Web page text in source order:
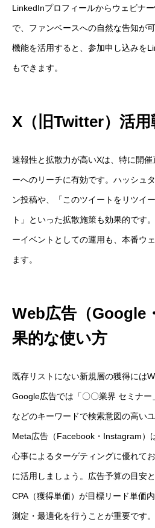
LinkedInプロフィールからウェビナ
で、ファンベースへの自然な告知が
機能を活用すると、参加申し込みを
もできます。
X（旧Twitter）活用
速報性と拡散力が高いXは、特に開
ーへのリーチに有効です。ハッシュ
ン投稿や、「このツイートをリツイ
ト」といった拡散施策も効果的です
ーイベントとしての運用も、本番ウ
ます。
Web広告（Google
果的な使い方
既存リストにない新規層の獲得には
Google広告では「〇〇業界 セミナー
などのキーワードで検索意図の高い
Meta広告（Facebook・Instagram）
心事によるターゲティングに優れて
に活用しましょう。広告予算の目安
CPA（獲得単価）が目標リード単価
測定・最適化を行うことが重要です。